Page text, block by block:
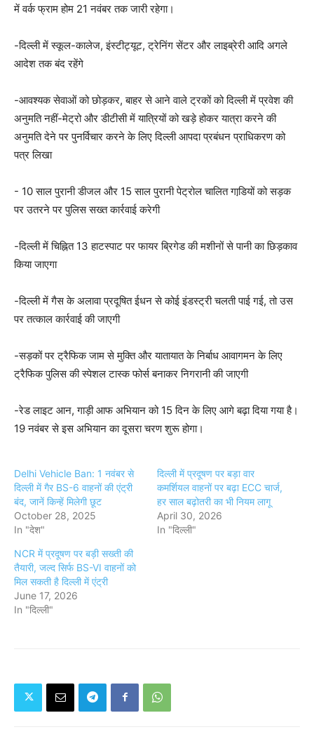
में वर्क फ्राम होम 21 नवंबर तक जारी रहेगा।
-दिल्ली में स्कूल-कालेज, इंस्टीट्यूट, ट्रेनिंग सेंटर और लाइब्रेरी आदि अगले
आदेश तक बंद रहेंगे
-आवश्यक सेवाओं को छोड़कर, बाहर से आने वाले ट्रकों को दिल्ली में प्रवेश की
अनुमति नहीं-मेट्रो और डीटीसी में यात्रियों को खड़े होकर यात्रा करने की
अनुमति देने पर पुनर्विचार करने के लिए दिल्ली आपदा प्रबंधन प्राधिकरण को
पत्र लिखा
- 10 साल पुरानी डीजल और 15 साल पुरानी पेट्रोल चालित गाडि़यों को सड़क
पर उतरने पर पुलिस सख्त कार्रवाई करेगी
-दिल्ली में चिह्नित 13 हाटस्पाट पर फायर ब्रिगेड की मशीनों से पानी का छिड़काव
किया जाएगा
-दिल्ली में गैस के अलावा प्रदूषित ईधन से कोई इंडस्ट्री चलती पाई गई, तो उस
पर तत्काल कार्रवाई की जाएगी
-सड़कों पर ट्रैफिक जाम से मुक्ति और यातायात के निर्बाध आवागमन के लिए
ट्रैफिक पुलिस की स्पेशल टास्क फोर्स बनाकर निगरानी की जाएगी
-रेड लाइट आन, गाड़ी आफ अभियान को 15 दिन के लिए आगे बढ़ा दिया गया है।
19 नवंबर से इस अभियान का दूसरा चरण शुरू होगा।
Delhi Vehicle Ban: 1 नवंबर से
दिल्ली में गैर BS-6 वाहनों की एंट्री
बंद, जानें किन्हें मिलेगी छूट
October 28, 2025
In "देश"
दिल्ली में प्रदूषण पर बड़ा वार
कमर्शियल वाहनों पर बढ़ा ECC चार्ज,
हर साल बढ़ोतरी का भी नियम लागू
April 30, 2026
In "दिल्ली"
NCR में प्रदूषण पर बड़ी सख्ती की
तैयारी, जल्द सिर्फ BS-VI वाहनों को
मिल सकती है दिल्ली में एंट्री
June 17, 2026
In "दिल्ली"